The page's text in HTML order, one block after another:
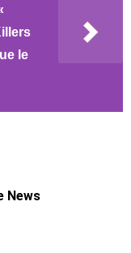
le
News